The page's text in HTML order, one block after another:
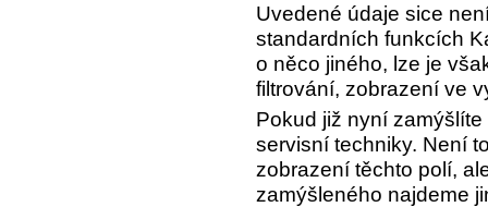
Uvedené údaje sice
standardních funkcích
o něco jiného, lze je
filtrování, zobrazení ve
Pokud již nyní
servisní techniky. Není
zobrazení těchto polí,
zamýšleného najdeme